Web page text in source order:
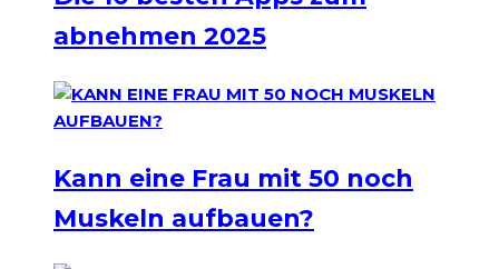
abnehmen 2025
Kann eine Frau mit 50 noch
Muskeln aufbauen?